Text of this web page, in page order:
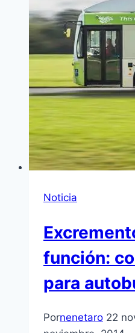
Noticia
función:
para
Pornenetaro 22